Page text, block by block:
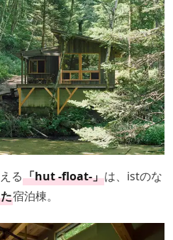
る「hut -float-」は、istのな
宿泊棟。